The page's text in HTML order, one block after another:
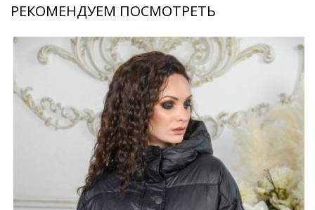
РЕКОМЕНДУЕМ ПОСМОТРЕТЬ